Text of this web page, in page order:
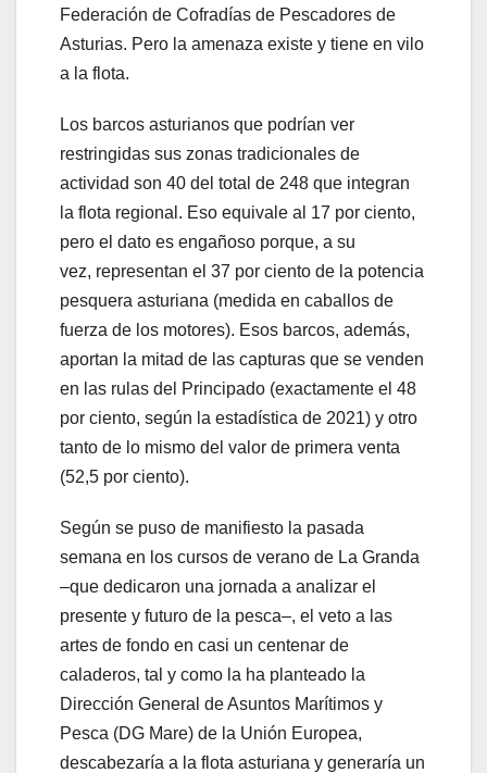
Federación de Cofradías de Pescadores de
Asturias. Pero la amenaza existe y tiene en vilo
a la flota.
Los barcos asturianos que podrían ver
restringidas sus zonas tradicionales de
actividad son 40 del total de 248 que integran
la flota regional. Eso equivale al 17 por ciento,
pero el dato es engañoso porque, a su
vez, representan el 37 por ciento de la potencia
pesquera asturiana (medida en caballos de
fuerza de los motores). Esos barcos, además,
aportan la mitad de las capturas que se venden
en las rulas del Principado (exactamente el 48
por ciento, según la estadística de 2021) y otro
tanto de lo mismo del valor de primera venta
(52,5 por ciento).
Según se puso de manifiesto la pasada
semana en los cursos de verano de La Granda
–que dedicaron una jornada a analizar el
presente y futuro de la pesca–, el veto a las
artes de fondo en casi un centenar de
caladeros, tal y como la ha planteado la
Dirección General de Asuntos Marítimos y
Pesca (DG Mare) de la Unión Europea,
descabezaría a la flota asturiana y generaría un